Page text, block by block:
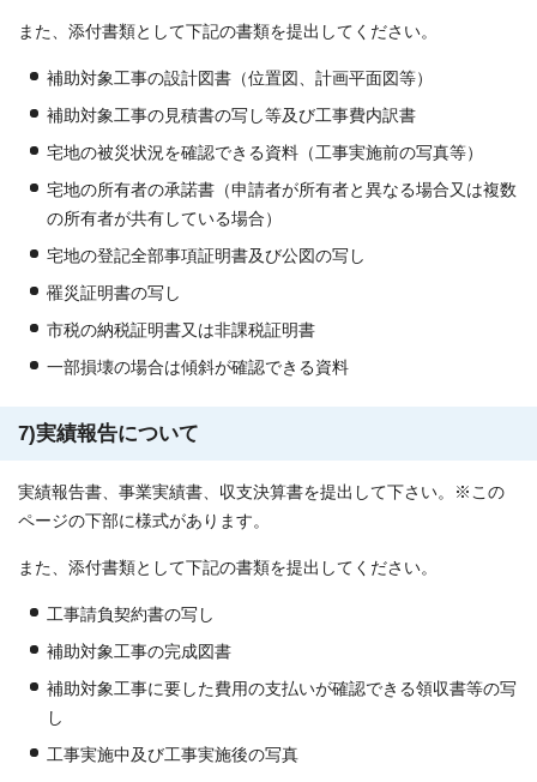
また、添付書類として下記の書類を提出してください。
補助対象工事の設計図書（位置図、計画平面図等）
補助対象工事の見積書の写し等及び工事費内訳書
宅地の被災状況を確認できる資料（工事実施前の写真等）
宅地の所有者の承諾書（申請者が所有者と異なる場合又は複数
の所有者が共有している場合）
宅地の登記全部事項証明書及び公図の写し
罹災証明書の写し
市税の納税証明書又は非課税証明書
一部損壊の場合は傾斜が確認できる資料
7)実績報告について
実績報告書、事業実績書、収支決算書を提出して下さい。※この
ページの下部に様式があります。
また、添付書類として下記の書類を提出してください。
工事請負契約書の写し
補助対象工事の完成図書
補助対象工事に要した費用の支払いが確認できる領収書等の写
し
工事実施中及び工事実施後の写真